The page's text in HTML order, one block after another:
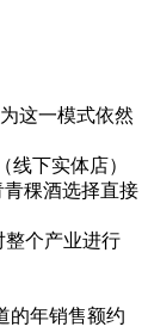
这一模式依然
下实体店）
稞酒选择直接
个产业进行
的年销售额约